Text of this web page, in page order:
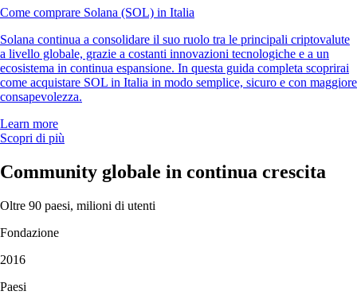
Come comprare Solana (SOL) in Italia
Solana continua a consolidare il suo ruolo tra le principali criptovalute
a livello globale, grazie a costanti innovazioni tecnologiche e a un
ecosistema in continua espansione. In questa guida completa scoprirai
come acquistare SOL in Italia in modo semplice, sicuro e con maggiore
consapevolezza.
Learn more
Scopri di più
Community globale in continua crescita
Oltre 90 paesi, milioni di utenti
Fondazione
2016
Paesi